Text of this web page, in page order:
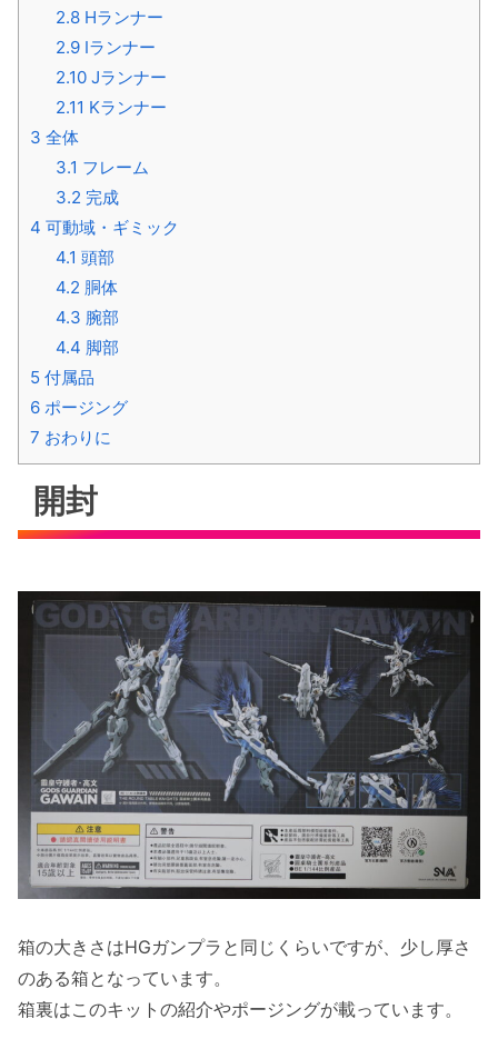
2.8Hランナー
2.9Iランナー
2.10Jランナー
2.11 Kランナー
3 全体
3.1 フレーム
3.2 完成
4 可動域・ギミック
4.1 頭部
4.2 胴体
4.3 腕部
4.4 脚部
5 付属品
6 ポージング
7 おわりに
開封
箱の大きさはHGガンプラと同じくらいですが、少し厚さ
のある箱となっています。
箱裏はこのキットの紹介やポージングが載っています。